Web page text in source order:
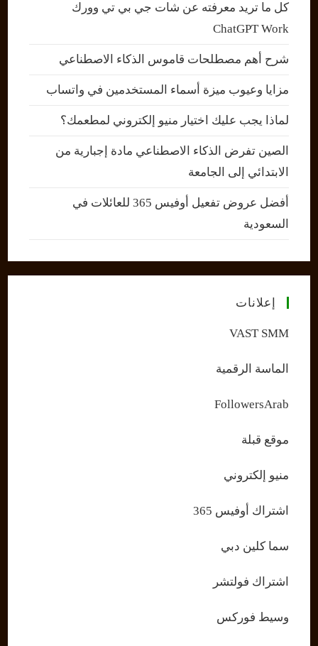
كل ما تريد معرفته عن شات جي بي تي وورك
ChatGPT Work
شرح أهم مصطلحات قاموس الذكاء الاصطناعي
مزايا وعيوب ميزة أسماء المستخدمين في واتساب
لماذا يجب عليك اختيار منيو إلكتروني لمطعمك؟
الصين تفرض الذكاء الاصطناعي مادة إجبارية من
الابتدائي إلى الجامعة
أفضل عروض تفعيل أوفيس 365 للعائلات في
السعودية
إعلانات
VAST SMM
الماسة الرقمية
FollowersArab
موقع قبلة
منيو إلكتروني
اشتراك أوفيس 365
سما كلين دبي
اشتراك فولتشر
وسيط فوركس